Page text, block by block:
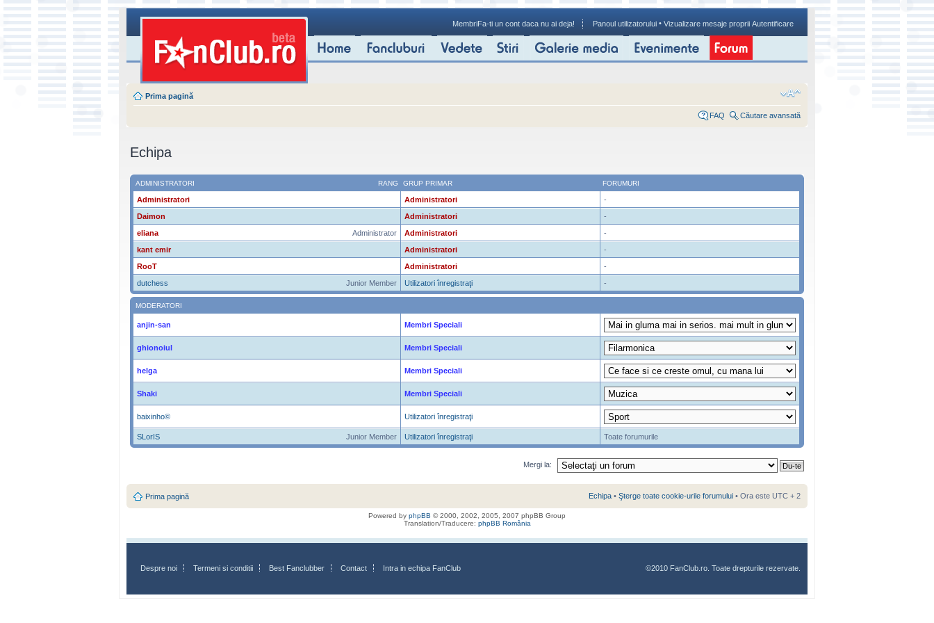
MembriFa-ti un cont daca nu ai deja! Panoul utilizatorului • Vizualizare mesaje proprii Autentificare
Prima pagină
FAQ Căutare avansată
Echipa
RANG
ADMINISTRATORI GRUP PRIMAR FORUMURI
Administratori Administratori
-
Daimon
Administratori
-
Administrator
eliana Administratori
-
kant emir
Administratori
-
RooT
Administratori
-
Junior Member
dutchess Utilizatori înregistraţi -
MODERATORI
anjin-san Membri Speciali
ghionoiul Membri Speciali
helga Membri Speciali
Shaki Membri Speciali
baixinho© Utilizatori înregistraţi
Junior Member
SLorIS Utilizatori înregistraţi Toate forumurile
Mergi la:
Prima pagină Echipa • Şterge toate cookie-urile forumului • Ora este UTC + 2
Powered by phpBB © 2000, 2002, 2005, 2007 phpBB Group
Translation/Traducere: phpBB România
Despre noi Termeni si conditii Best Fanclubber Contact Intra in echipa FanClub ©2010 FanClub.ro. Toate drepturile rezervate.